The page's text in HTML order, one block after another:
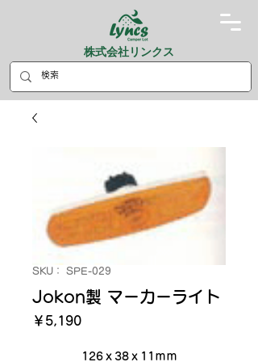
株式会社リンクス
SKU： SPE-029
Jokon製 マーカーライト
￥5,190価
126ｘ38ｘ11ｍｍ